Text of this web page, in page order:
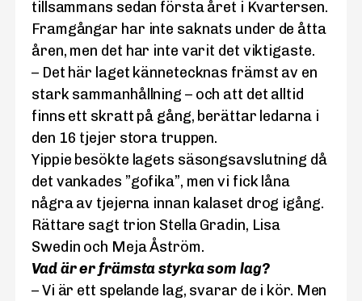
tillsammans sedan första året i Kvartersen.
Framgångar har inte saknats under de åtta
åren, men det har inte varit det viktigaste.
– Det här laget kännetecknas främst av en
stark sammanhållning – och att det alltid
finns ett skratt på gång, berättar ledarna i
den 16 tjejer stora truppen.
Yippie besökte lagets säsongsavslutning då
det vankades ”gofika”, men vi fick låna
några av tjejerna innan kalaset drog igång.
Rättare sagt trion Stella Gradin, Lisa
Swedin och Meja Åström.
Vad är er främsta styrka som lag?
– Vi är ett spelande lag, svarar de i kör. Men